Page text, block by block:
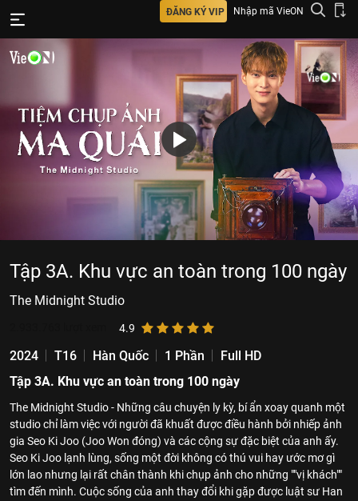
ĐĂNG KÝ VIP Nhập mã VieON
Tập 3A. Khu vực an toàn trong 100 ngày
The Midnight Studio
4.9
2024 T16 Hàn Quốc 1 Phần
Full HD
Tập 3A. Khu vực an toàn trong 100 ngày
The Midnight Studio - Những câu chuyện ly kỳ, bí ẩn xoay quanh một
studio chỉ làm việc với người đã khuất được điều hành bởi nhiếp ảnh
gia Seo Ki Joo (Joo Won đóng) và các cộng sự đặc biệt của anh ấy.
Seo Ki Joo lạnh lùng, sống một đời không có thú vui hay ước mơ gì
lớn lao nhưng lại rất chân thành khi chụp ảnh cho những ""vị khách""
tìm đến mình. Cuộc sống của anh thay đổi khi gặp được luật sư Han